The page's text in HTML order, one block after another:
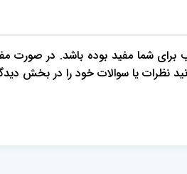
برای شما مفید بوده باشد. در صورت
نظرات یا سوالات خود را در بخش